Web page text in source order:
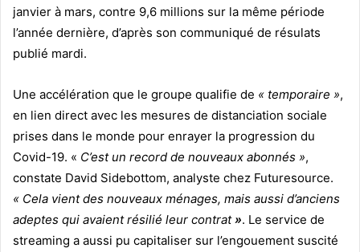
janvier à mars, contre 9,6 millions sur la même période
l’année dernière, d’après son communiqué de résulats
publié mardi.
Une accélération que le groupe qualifie de « temporaire »,
en lien direct avec les mesures de distanciation sociale
prises dans le monde pour enrayer la progression du
Covid-19. « C’est un record de nouveaux abonnés »,
constate David Sidebottom, analyste chez Futuresource.
« Cela vient des nouveaux ménages, mais aussi d’anciens
adeptes qui avaient résilié leur contrat». Le service de
streaming a aussi pu capitaliser sur l’engouement suscité